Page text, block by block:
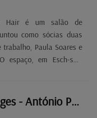
Hair é um salão de
como sócias duas
trabalho, Paula Soares e
espaço, em Esch-sur-
de unhas. P.M. Carrelages - António Peixoto Tp. 2 Ep. 64